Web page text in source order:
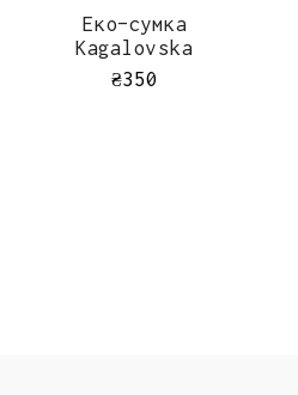
Еко-сумка
Kagalovska
₴350